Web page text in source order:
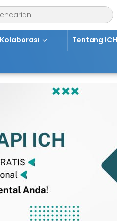
Kolaborasi Tentang ICH